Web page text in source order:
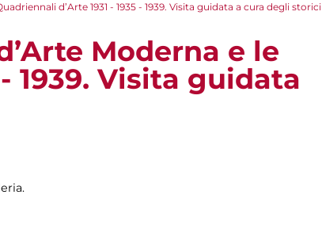
d’Arte 1931 - 1935 - 1939. Visita guidata a cura degli storici
Moderna e le
1939. Visita guidata